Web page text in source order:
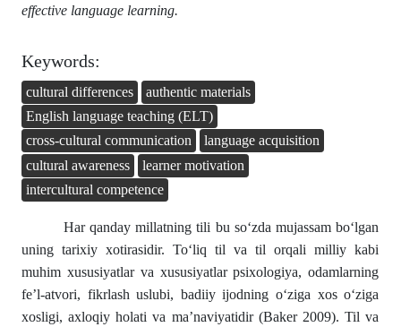
effective language learning.
Keywords:
cultural differences
authentic materials
English language teaching (ELT)
cross-cultural communication
language acquisition
cultural awareness
learner motivation
intercultural competence
Har qanday millatning tili bu so‘zda mujassam bo‘lgan
uning tarixiy xotirasidir. To‘liq til va til orqali milliy kabi
muhim xususiyatlar va xususiyatlar psixologiya, odamlarning
fe’l-atvori, fikrlash uslubi, badiiy ijodning o‘ziga xos o‘ziga
xosligi, axloqiy holati va ma’naviyatidir (Baker 2009). Til va